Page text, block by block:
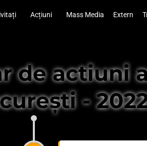
Acțiuni Mass Media Extern
de actiuni
-